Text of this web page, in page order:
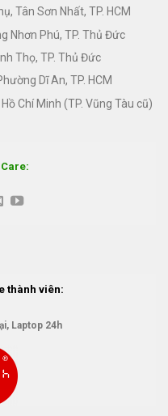
Tân Sơn Nhất, TP. HCM
Nhơn Phú, TP. Thủ Đức
Thọ, TP. Thủ Đức
Dĩ An, TP. HCM
Chí Minh (TP. Vũng Tàu cũ)
thành viên:
Laptop 24h